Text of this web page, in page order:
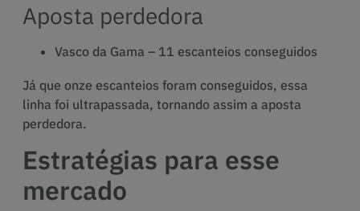
Aposta perdedora
Vasco da Gama – 11 escanteios conseguidos
Já que onze escanteios foram conseguidos, essa
linha foi ultrapassada, tornando assim a aposta
perdedora.
Estratégias para esse
mercado